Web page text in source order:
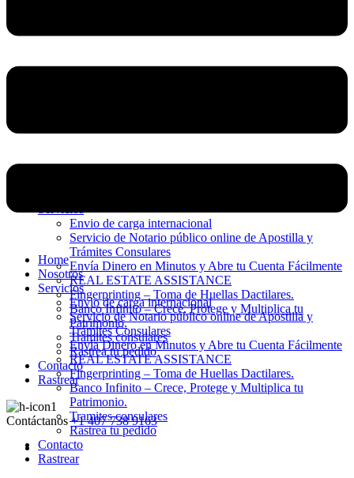
Envio de carga internacional
Servicio de Notario público online de Apostilla y
Trámites Consulares
Envía Dinero en Minutos y Abre tu Cuenta Fácilmente
REAL ESTATE ASSISTANCE
Fingerprinting – Toma de Huellas Dactilares.
Banco Infinito – Crece, Protege y Multiplica tu
Patrimonio.
Tramites consulares
Rastrea tu pedido
Contacto
Rastrear
Contáctanos +1 407 738 9163
Home
Nosotros
Servicios
Envio de carga internacional
Servicio de Notario público online de Apostilla y
Trámites Consulares
Envía Dinero en Minutos y Abre tu Cuenta Fácilmente
REAL ESTATE ASSISTANCE
Fingerprinting – Toma de Huellas Dactilares.
Banco Infinito – Crece, Protege y Multiplica tu
Patrimonio.
Tramites consulares
Rastrea tu pedido
Contacto
Rastrear